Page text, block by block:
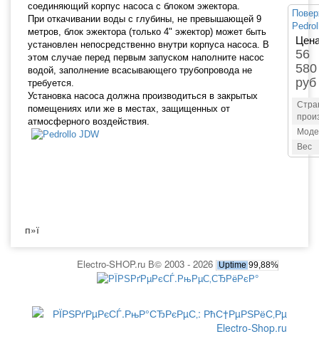
соединяющий корпус насоса с блоком эжектора.
При откачивании воды с глубины, не превышающей 9
метров, блок эжектора (только 4" эжектор) может быть
установлен непосредственно внутри корпуса насоса. В
этом случае перед первым запуском наполните насос
водой, заполнение всасывающего трубопровода не
требуется.
Установка насоса должна производиться в закрытых
помещениях или же в местах, защищенных от
атмосферного воздействия.
56
580
руб
Вес
п»ї
Electro-SHOP.ru В© 2003 - 2026